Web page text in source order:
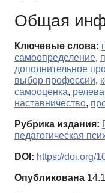
Общая
Ключевые слова:
самоопределение,
дополнительное
выбор профессии,
самооценка,
наставничество,
Рубрика издания:
педагогическая
DOI: https://doi.org/
Опубликована